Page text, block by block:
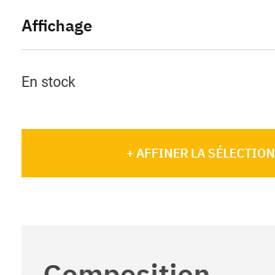
Affichage
En stock
+ AFFINER LA SÉLECTION